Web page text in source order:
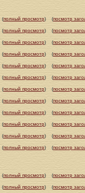
(полный просмотр) (посмотр
(полный просмотр) (посмотр
(полный просмотр) (посмотр
(полный просмотр) (посмотр
(полный просмотр) (посмотр
(полный просмотр) (посмотр
(полный просмотр) (посмотр
(полный просмотр) (посмотр
(полный просмотр) (посмотр
(полный просмотр) (посмотр
(полный просмотр) (посмотр
(полный просмотр) (посмотр
(полный просмотр) (посмотр
(полный просмотр) (посмотр